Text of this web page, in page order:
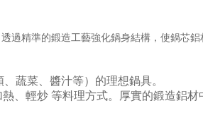
過精準的鍛造工藝強化鍋身結構，使鍋芯
蔬菜、醬汁等）的理想鍋具。
、輕炒 等料理方式。 厚實的鍛造鋁